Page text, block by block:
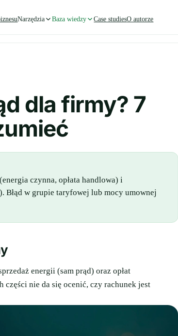
Narzędzia Baza wiedzy Case studiesO autorze
dla firmy? 7
czynna, opłata handlowa) i
Błąd w grupie taryfowej lub mocy umownej
energii (sam prąd) oraz opłat
nie da się ocenić, czy rachunek jest